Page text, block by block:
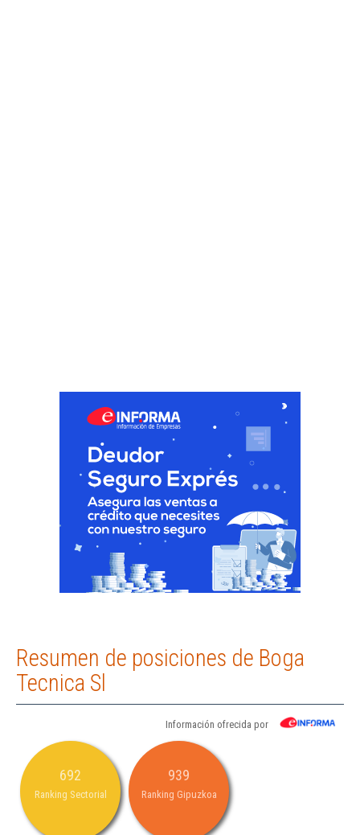
Resumen de posiciones de Boga
Tecnica Sl
Información ofrecida por
692
Ranking Sectorial
939
Ranking Gipuzkoa